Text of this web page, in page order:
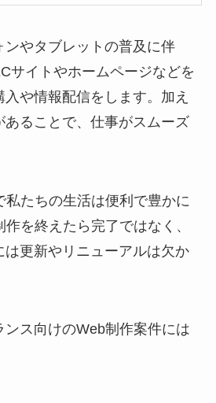
やタブレットの普及に伴
サイトやホームページなどを
や情報配信をします。加え
あることで、仕事がスムーズ
私たちの生活は便利で豊かに
を終えたら完了ではなく、
更新やリニューアルは欠か
ンス向けのWeb制作案件には